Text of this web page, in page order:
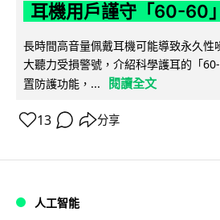
耳機用戶謹守「60-60
長時間高音量佩戴耳機可能導致永久性
大聽力受損警號，介紹科學護耳的「
置防護功能，...
閱讀全文
13 分享
人工智能